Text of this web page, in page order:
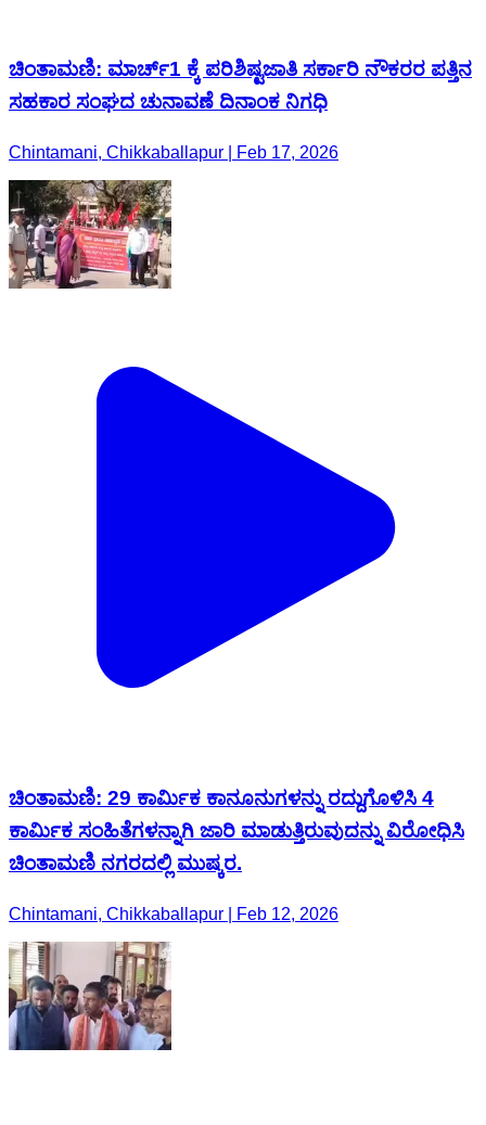
ಚಿಂತಾಮಣಿ: ಮಾರ್ಚ್1 ಕ್ಕೆ ಪರಿಶಿಷ್ಟಜಾತಿ ಸರ್ಕಾರಿ ನೌಕರರ ಪತ್ತಿನ
ಸಹಕಾರ ಸಂಘದ ಚುನಾವಣೆ ದಿನಾಂಕ ನಿಗಧಿ
Chintamani, Chikkaballapur | Feb 17, 2026
ಚಿಂತಾಮಣಿ: 29 ಕಾರ್ಮಿಕ ಕಾನೂನುಗಳನ್ನು ರದ್ದುಗೊಳಿಸಿ 4
ಕಾರ್ಮಿಕ ಸಂಹಿತೆಗಳನ್ನಾಗಿ ಜಾರಿ ಮಾಡುತ್ತಿರುವುದನ್ನು ವಿರೋಧಿಸಿ
ಚಿಂತಾಮಣಿ ನಗರದಲ್ಲಿ ಮುಷ್ಕರ.
Chintamani, Chikkaballapur | Feb 12, 2026